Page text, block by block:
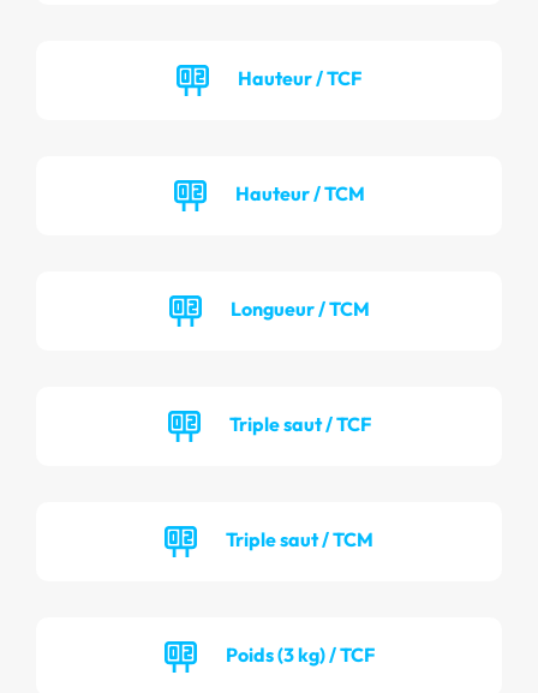
Hauteur / TCF
Hauteur / TCM
Longueur / TCM
Triple saut / TCF
Triple saut / TCM
Poids (3 kg) / TCF